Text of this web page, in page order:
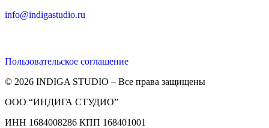
info@indigastudio.ru
Пользовательское соглашение
© 2026 INDIGA STUDIO – Все права защищены
ООО “ИНДИГА СТУДИО”
ИНН 1684008286 КПП 168401001